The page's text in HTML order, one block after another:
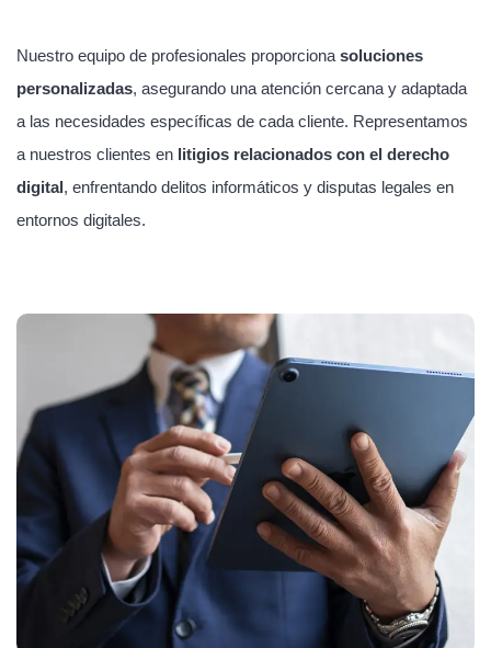
Nuestro equipo de profesionales proporciona soluciones
personalizadas, asegurando una atención cercana y adaptada
a las necesidades específicas de cada cliente. Representamos
a nuestros clientes en litigios relacionados con el derecho
digital, enfrentando delitos informáticos y disputas legales en
entornos digitales.